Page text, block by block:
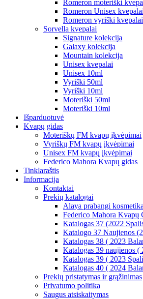
Romeron moteriški
Romeron Unisex kvepalai
Romeron vyriški kvepalai
Sorvella kvepalai
Signature kolekcija
Galaxy kolekcija
Mountain kolekcija
Unisex kvepalai
Unisex 10ml
Vyriški 50ml
Vyriški 10ml
Moteriški 50ml
Moteriški 10ml
Išparduotuvė
Kvapų gidas
Moteriškų FM kvapų įkvėpimai
Vyriškų FM kvapų įkvėpimai
Unisex FM kvapų įkvėpimai
Federico Mahora Kvapų gidas
Tinklaraštis
Informacija
Kontaktai
Prekių katalogai
Alaya prabangi kosmetika
Federico Mahora Kvapų
Katalogas 37 (2022
Katalogo 37 Naujienos
Katalogas 38 ( 2023
Katalogas 39 naujienos (
Katalogas 39 ( 2023
Katalogas 40 ( 2024
Prekių pristatymas ir grąžinimas
Privatumo politika
Saugus atsiskaitymas